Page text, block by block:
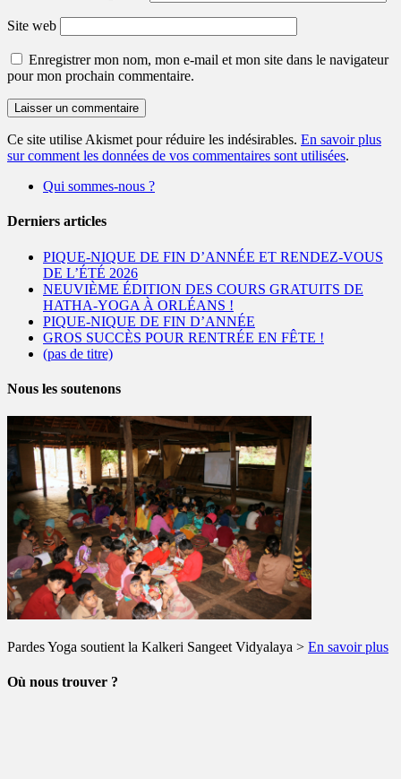
Site web
Enregistrer mon nom, mon e-mail et mon site dans le navigateur
pour mon prochain commentaire.
Ce site utilise Akismet pour réduire les indésirables. En savoir plus
sur comment les données de vos commentaires sont utilisées.
Qui sommes-nous ?
Derniers articles
PIQUE-NIQUE DE FIN D’ANNÉE ET RENDEZ-VOUS
DE L’ÉTÉ 2026
NEUVIÈME ÉDITION DES COURS GRATUITS DE
HATHA-YOGA À ORLÉANS !
PIQUE-NIQUE DE FIN D’ANNÉE
GROS SUCCÈS POUR RENTRÉE EN FÊTE !
(pas de titre)
Nous les soutenons
Pardes Yoga soutient la Kalkeri Sangeet Vidyalaya > En savoir plus
Où nous trouver ?